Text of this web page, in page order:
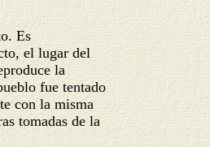
Es
el lugar del
la
fue tentado
con la misma
tomadas de la